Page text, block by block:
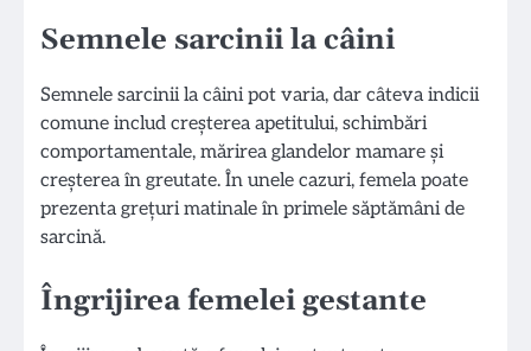
Semnele sarcinii la câini
Semnele sarcinii la câini pot varia, dar câteva indicii
comune includ creșterea apetitului, schimbări
comportamentale, mărirea glandelor mamare și
creșterea în greutate. În unele cazuri, femela poate
prezenta grețuri matinale în primele săptămâni de
sarcină.
Îngrijirea femelei gestante